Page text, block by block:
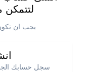
لتتمكن
يجب ان
سجل حسابك